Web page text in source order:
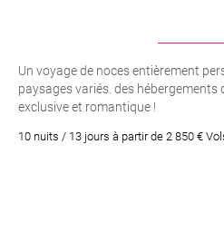
Un voyage de noces entièrement
paysages variés. des hébergements
exclusive et romantique !
10 nuits / 13 jours à partir de 2 850 €